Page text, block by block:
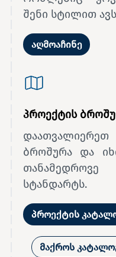
შენი სტილით
აღმოაჩინე
პროექტის
ბროშურა და
სტანდარტს.
პროექტის
მაქროს